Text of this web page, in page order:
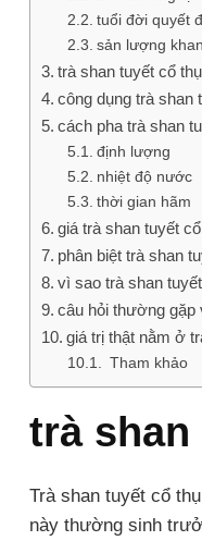
tuổi đời quyết
sản lượng
trà shan tuyết cổ
công dụng trà shan
cách pha trà shan
định lượng
nhiệt độ nước
thời gian hãm
giá trà shan tuyết
phân biệt trà shan
vì sao trà shan
câu hỏi thường gặp
giá trị thật nằm ở
Tham khảo
trà
Trà shan tuyết cổ
này thường sinh